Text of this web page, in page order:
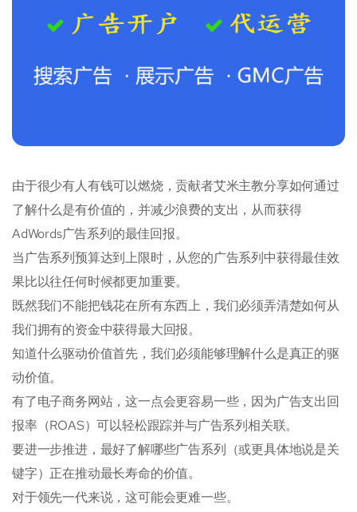
由于很少有人有钱可以燃烧，贡献者艾米主教分享如何通过
了解什么是有价值的，并减少浪费的支出，从而获得
AdWords广告系列的最佳回报。
当广告系列预算达到上限时，从您的广告系列中获得最佳效
果比以往任何时候都更加重要。
既然我们不能把钱花在所有东西上，我们必须弄清楚如何从
我们拥有的资金中获得最大回报。
知道什么驱动价值首先，我们必须能够理解什么是真正的驱
动价值。
有了电子商务网站，这一点会更容易一些，因为广告支出回
报率（ROAS）可以轻松跟踪并与广告系列相关联。
要进一步推进，最好了解哪些广告系列（或更具体地说是关
键字）正在推动最长寿命的价值。
对于领先一代来说，这可能会更难一些。